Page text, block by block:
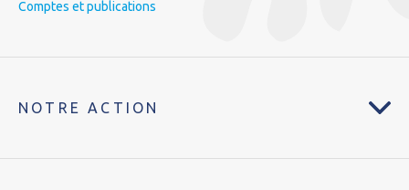
Comptes et publications
NOTRE ACTION